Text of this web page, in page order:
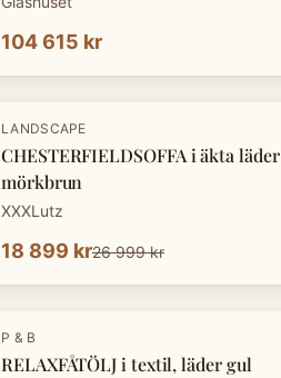
104 615 kr
- 30%
LANDSCAPE
CHESTERFIELDSOFFA i äkta läder
mörkbrun
XXXLutz
18 899 kr26 999 kr
P & B
RELAXFÅTÖLJ i textil, läder gul